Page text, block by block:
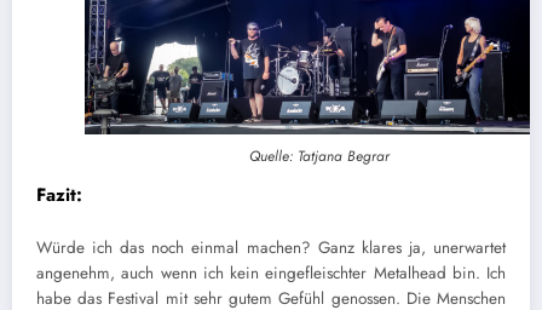
Quelle: Tatjana Begrar
Fazit:
Würde ich das noch einmal machen? Ganz klares ja, unerwartet
angenehm, auch wenn ich kein eingefleischter Metalhead bin. Ich
habe das Festival mit sehr gutem Gefühl genossen. Die Menschen